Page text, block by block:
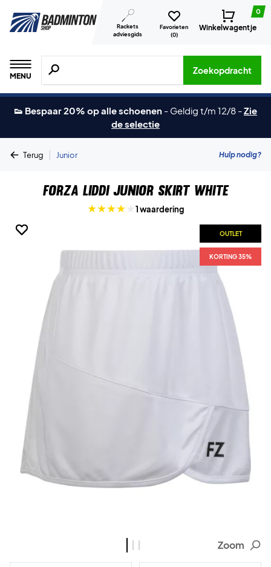
Rackets
adviesgids
Favorieten
(0)
0
Winkelwagentje
MENU
Zoeken naar producten, merken etc.
Zoekopdracht
👟 Bespaar 20% op alle schoenen - Geldig t/m 12/8 -Zie
de selectie
Terug | Junior Hulp nodig?
Forza Liddi Junior Skirt White
1 waardering
OUTLET
KORTING 35%
OUTLET
KORTING 35%
OUTLET
KORTING 35%
Zoom